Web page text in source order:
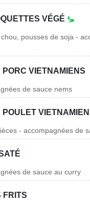
VÉGÉ
pousses de soja -
PORC VIETNAMIENS
de sauce nems
POULET
- accompagnées de
de sauce au curry
FRITS